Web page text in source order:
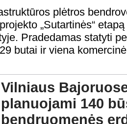
plėtros
„Sutartinės“
Pradedamas statyti
butai ir viena
Vilniaus
planuojami 140
bendruomenės